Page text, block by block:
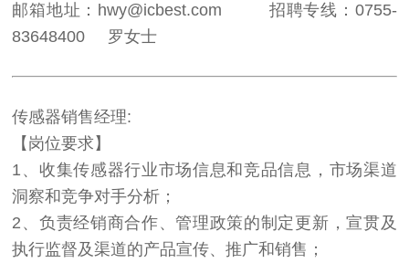
邮箱地址：hwy@icbest.com 招聘专线：0755-
83648400 罗女士
传感器销售经理:
【岗位要求】
1、收集传感器行业市场信息和竞品信息，市场渠道
洞察和竞争对手分析；
2、负责经销商合作、管理政策的制定更新，宣贯及
执行监督及渠道的产品宣传、推广和销售；